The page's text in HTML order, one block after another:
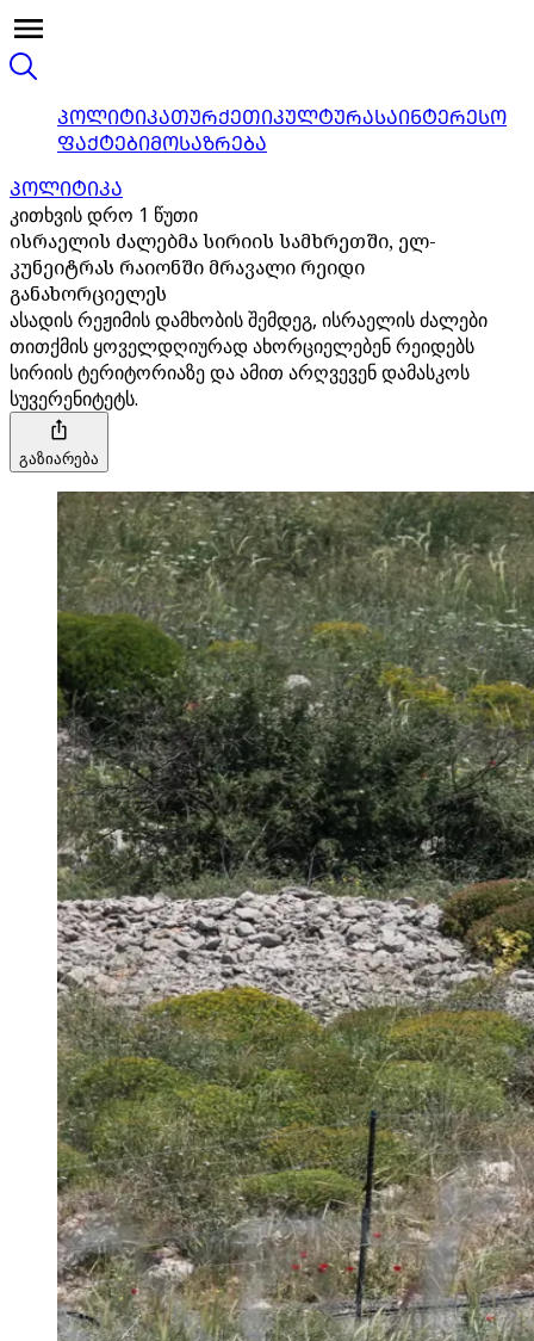
ᲞᲝᲚᲘᲢᲘᲙᲐᲗᲣᲠᲥᲔᲗᲘᲙᲣᲚᲢᲣᲠᲐᲡᲐᲘᲜᲢᲔᲠᲔᲡᲝ
ᲤᲐᲥᲢᲔᲑᲘᲛᲝᲡᲐᲖᲠᲔᲑᲐ
ᲞᲝᲚᲘᲢᲘᲙᲐ
კითხვის დრო 1 წუთი
ისრაელის ძალებმა სირიის სამხრეთში, ელ-
კუნეიტრას რაიონში მრავალი რეიდი
განახორციელეს
ასადის რეჟიმის დამხობის შემდეგ, ისრაელის ძალები
თითქმის ყოველდღიურად ახორციელებენ რეიდებს
სირიის ტერიტორიაზე და ამით არღვევენ დამასკოს
სუვერენიტეტს.
გაზიარება